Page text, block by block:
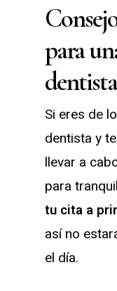
para
dentista
Si eres de
dentista y
llevar a
para
tu cita a
así no
el día.